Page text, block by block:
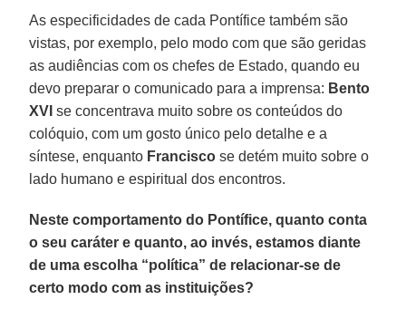
As especificidades de cada Pontífice também são
vistas, por exemplo, pelo modo com que são geridas
as audiências com os chefes de Estado, quando eu
devo preparar o comunicado para a imprensa: Bento
XVI se concentrava muito sobre os conteúdos do
colóquio, com um gosto único pelo detalhe e a
síntese, enquanto Francisco se detém muito sobre o
lado humano e espiritual dos encontros.
Neste comportamento do Pontífice, quanto conta
o seu caráter e quanto, ao invés, estamos diante
de uma escolha “política” de relacionar-se de
certo modo com as instituições?